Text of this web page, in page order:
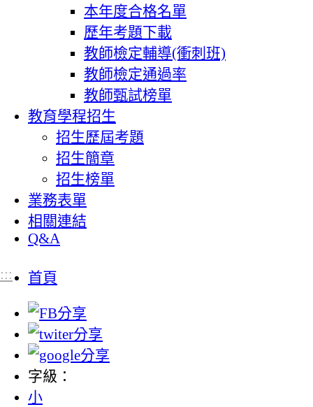
本年度合格名單
歷年考題下載
教師檢定輔導(衝刺班)
教師檢定通過率
教師甄試榜單
教育學程招生
招生歷屆考題
招生簡章
招生榜單
業務表單
相關連結
Q&A
::: 首頁
字級：
小